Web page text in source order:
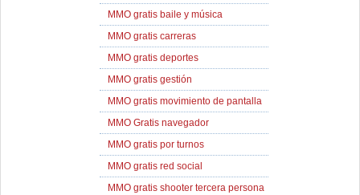
MMO gratis baile y música
MMO gratis carreras
MMO gratis deportes
MMO gratis gestión
MMO gratis movimiento de pantalla
MMO Gratis navegador
MMO gratis por turnos
MMO gratis red social
MMO gratis shooter tercera persona